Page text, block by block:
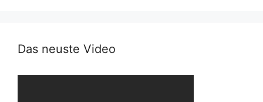
Das neuste Video